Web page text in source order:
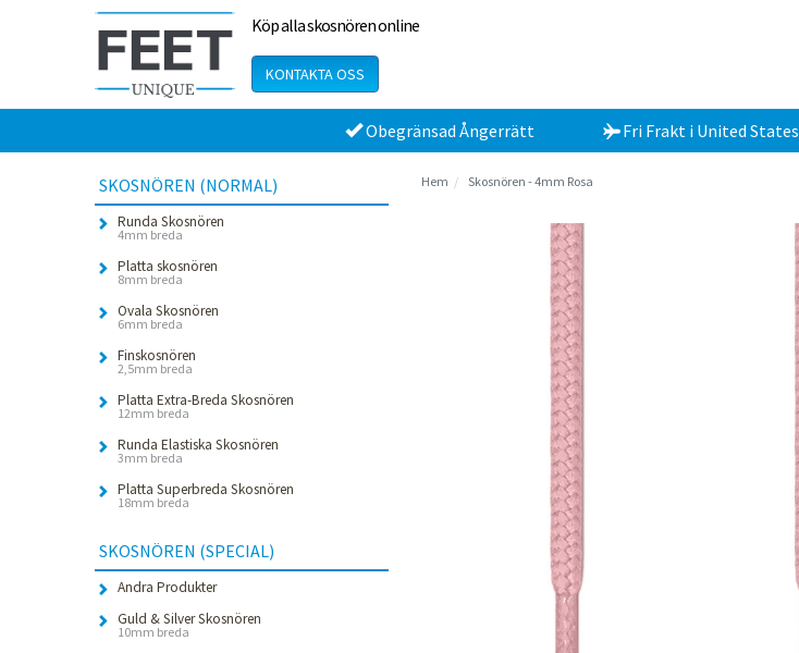
Köp alla skosnören online
KONTAKTA OSS
Obegränsad Ångerrätt Fri Frakt i United States
SKOSNÖREN (NORMAL)
Runda Skosnören
4mm breda
Platta skosnören
8mm breda
Ovala Skosnören
6mm breda
Finskosnören
2,5mm breda
Platta Extra-Breda Skosnören
12mm breda
Runda Elastiska Skosnören
3mm breda
Platta Superbreda Skosnören
18mm breda
SKOSNÖREN (SPECIAL)
Andra Produkter
Guld & Silver Skosnören
10mm breda
Hem Skosnören - 4mm Rosa